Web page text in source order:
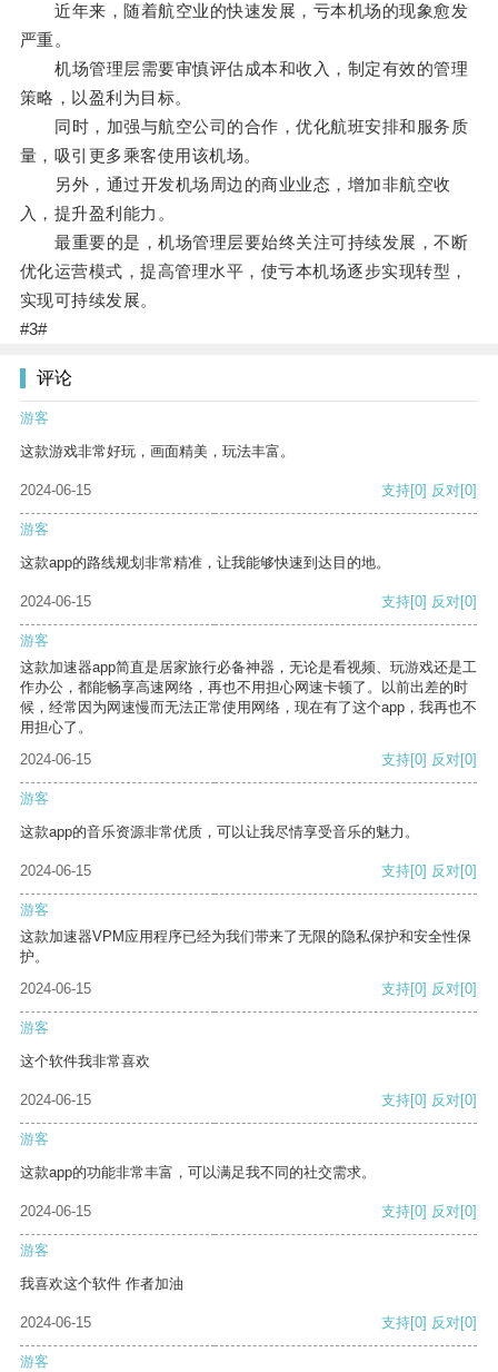
近年来，随着航空业的快速发展，亏本机场的现象愈发
严重。
机场管理层需要审慎评估成本和收入，制定有效的管理
策略，以盈利为目标。
同时，加强与航空公司的合作，优化航班安排和服务质
量，吸引更多乘客使用该机场。
另外，通过开发机场周边的商业业态，增加非航空收
入，提升盈利能力。
最重要的是，机场管理层要始终关注可持续发展，不断
优化运营模式，提高管理水平，使亏本机场逐步实现转型，
实现可持续发展。
#3#
评论
游客
这款游戏非常好玩，画面精美，玩法丰富。
2024-06-15 支持[0] 反对[0]
游客
这款app的路线规划非常精准，让我能够快速到达目的地。
2024-06-15 支持[0] 反对[0]
游客
这款加速器app简直是居家旅行必备神器，无论是看视频、玩游戏还是工
作办公，都能畅享高速网络，再也不用担心网速卡顿了。以前出差的时
候，经常因为网速慢而无法正常使用网络，现在有了这个app，我再也不
用担心了。
2024-06-15
支持[0] 反对[0]
游客
这款app的音乐资源非常优质，可以让我尽情享受音乐的魅力。
2024-06-15 支持[0] 反对[0]
游客
这款加速器VPM应用程序已经为我们带来了无限的隐私保护和安全性保
护。
2024-06-15
支持[0] 反对[0]
游客
这个软件我非常喜欢
2024-06-15 支持[0] 反对[0]
游客
这款app的功能非常丰富，可以满足我不同的社交需求。
2024-06-15 支持[0] 反对[0]
游客
我喜欢这个软件 作者加油
2024-06-15 支持[0] 反对[0]
游客